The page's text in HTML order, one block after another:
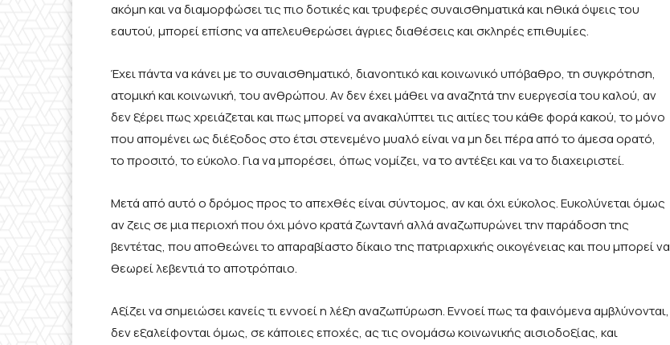
ακόμη και να διαμορφώσει τις πιο δοτικές και τρυφερές συναισθηματικά και ηθικά όψεις του
εαυτού, μπορεί επίσης να απελευθερώσει άγριες διαθέσεις και σκληρές επιθυμίες.
Έχει πάντα να κάνει με το συναισθηματικό, διανοητικό και κοινωνικό υπόβαθρο, τη συγκρότηση,
ατομική και κοινωνική, του ανθρώπου. Αν δεν έχει μάθει να αναζητά την ευεργεσία του καλού, αν
δεν ξέρει πως χρειάζεται και πως μπορεί να ανακαλύπτει τις αιτίες του κάθε φορά κακού, το μόνο
που απομένει ως διέξοδος στο έτσι στενεμένο μυαλό είναι να μη δει πέρα από το άμεσα ορατό,
το προσιτό, το εύκολο. Για να μπορέσει, όπως νομίζει, να το αντέξει και να το διαχειριστεί.
Μετά από αυτό ο δρόμος προς το απεχθές είναι σύντομος, αν και όχι εύκολος. Ευκολύνεται όμως
αν ζεις σε μια περιοχή που όχι μόνο κρατά ζωντανή αλλά αναζωπυρώνει την παράδοση της
βεντέτας, που αποθεώνει το απαραβίαστο δίκαιο της πατριαρχικής οικογένειας και που μπορεί να
θεωρεί λεβεντιά το αποτρόπαιο.
Αξίζει να σημειώσει κανείς τι εννοεί η λέξη αναζωπύρωση. Εννοεί πως τα φαινόμενα αμβλύνονται,
δεν εξαλείφονται όμως, σε κάποιες εποχές, ας τις ονομάσω κοινωνικής αισιοδοξίας, και